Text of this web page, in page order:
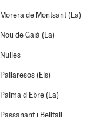
Morera de Montsant (La)
Nou de Gaià (La)
Nulles
Pallaresos (Els)
Palma d'Ebre (La)
Passanant i Belltall